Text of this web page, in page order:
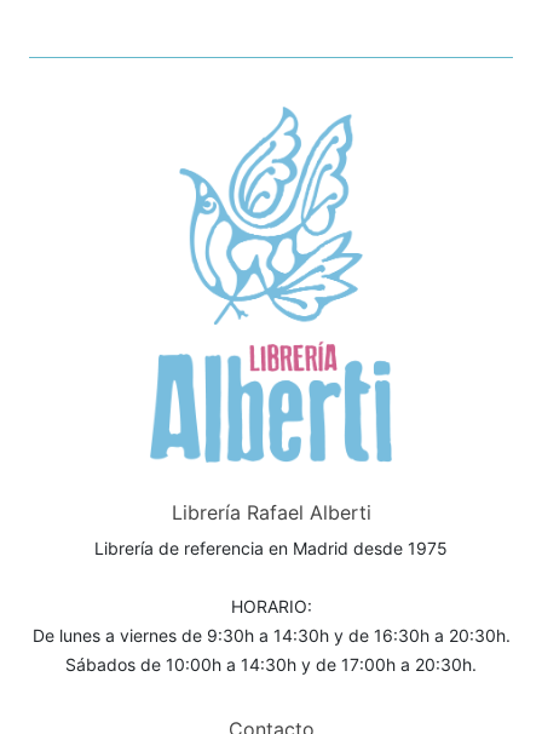
Librería Rafael Alberti
Librería de referencia en Madrid desde 1975
HORARIO:
De lunes a viernes de 9:30h a 14:30h y de 16:30h a 20:30h.
Sábados de 10:00h a 14:30h y de 17:00h a 20:30h.
Contacto